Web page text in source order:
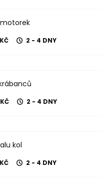
2 - 4 DNY
2 - 4 DNY
kol
2 - 4 DNY